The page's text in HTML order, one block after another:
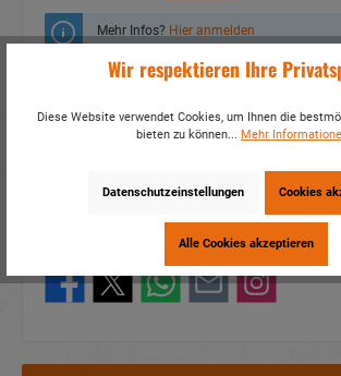
Mehr Infos? Hier anmelden
Zum Merkzettel hinzufügen
Fragen zum Produkt
4014466537921
Dieses Produkt weiterempfehlen:
Wir respektieren Ihre
Diese Website verwendet Cookies, um Ihnen die
bieten zu können... Mehr
Datenschutzeinstellungen Cookies
Alle Cookies akzeptieren